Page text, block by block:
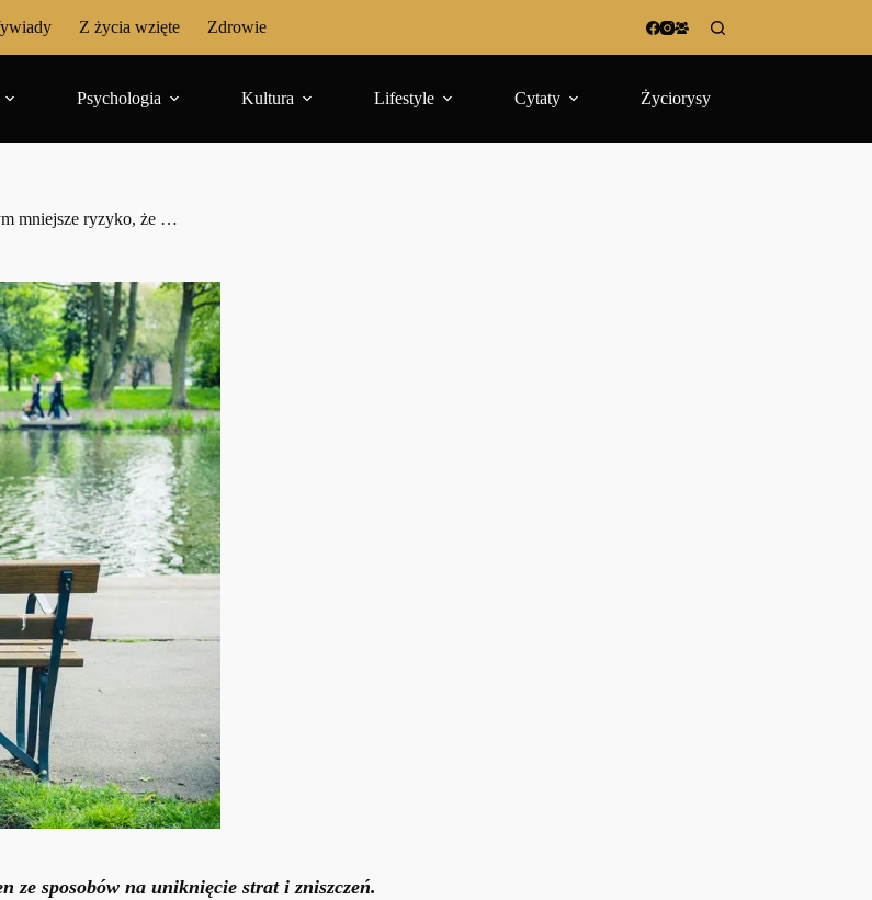
Z życia wzięte Zdrowie
Psychologia Kultura Lifestyle Cytaty Życiorysy
mniejsze ryzyko, że …
ze sposobów na uniknięcie strat i zniszczeń.